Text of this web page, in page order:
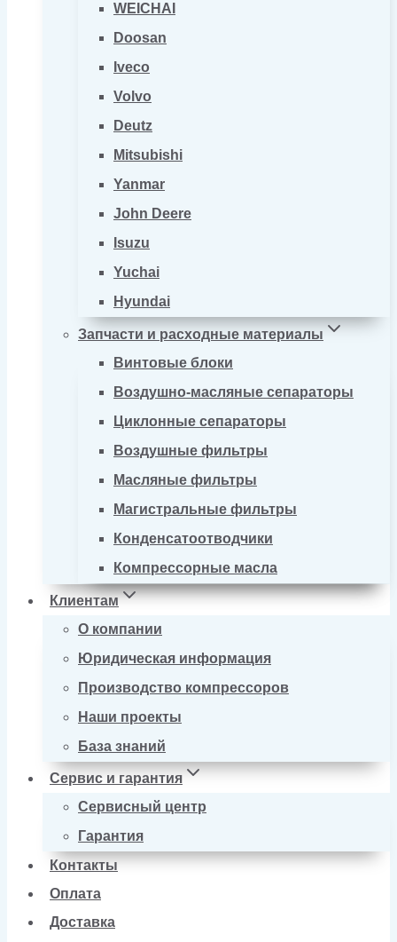
WEICHAI
Doosan
Iveco
Volvo
Deutz
Mitsubishi
Yanmar
John Deere
Isuzu
Yuchai
Hyundai
Запчасти и расходные материалы
Винтовые блоки
Воздушно-масляные сепараторы
Циклонные сепараторы
Воздушные фильтры
Масляные фильтры
Магистральные фильтры
Конденсатоотводчики
Компрессорные масла
Клиентам
О компании
Юридическая информация
Производство компрессоров
Наши проекты
База знаний
Сервис и гарантия
Сервисный центр
Гарантия
Контакты
Оплата
Доставка